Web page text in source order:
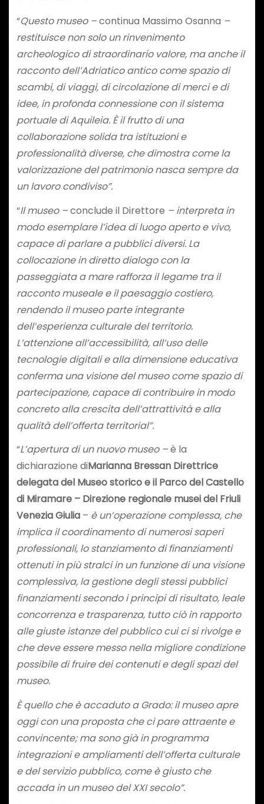
“Questo museo –continua Massimo Osanna –
restituisce non solo un rinvenimento
archeologico di straordinario valore, ma anche il
racconto dell’Adriatico antico come spazio di
scambi, di viaggi, di circolazione di merci e di
idee, in profonda connessione con il sistema
portuale di Aquileia. È il frutto di una
collaborazione solida tra istituzioni e
professionalità diverse, che dimostra come la
valorizzazione del patrimonio nasca sempre da
un lavoro condiviso”.
“Il museo –conclude il Direttore – interpreta in
modo esemplare l’idea di luogo aperto e vivo,
capace di parlare a pubblici diversi. La
collocazione in diretto dialogo con la
passeggiata a mare rafforza il legame tra il
racconto museale e il paesaggio costiero,
rendendo il museo parte integrante
dell’esperienza culturale del territorio.
L’attenzione all’accessibilità, all’uso delle
tecnologie digitali e alla dimensione educativa
conferma una visione del museo come spazio di
partecipazione, capace di contribuire in modo
concreto alla crescita dell’attrattività e alla
qualità dell’offerta territorial”.
“L’apertura di un nuovo museo –è la
dichiarazione diMarianna Bressan Direttrice
delegata del Museo storico e il Parco del Castello
di Miramare – Direzione regionale musei del Friuli
Venezia Giulia– è un’operazione complessa, che
implica il coordinamento di numerosi saperi
professionali, lo stanziamento di finanziamenti
ottenuti in più stralci in un funzione di una visione
complessiva, la gestione degli stessi pubblici
finanziamenti secondo i principi di risultato, leale
concorrenza e trasparenza, tutto ciò in rapporto
alle giuste istanze del pubblico cui ci si rivolge e
che deve essere messo nella migliore condizione
possibile di fruire dei contenuti e degli spazi del
museo.
È quello che è accaduto a Grado: il museo apre
oggi con una proposta che ci pare attraente e
convincente; ma sono già in programma
integrazioni e ampliamenti dell’offerta culturale
e del servizio pubblico, come è giusto che
accada in un museo del XXI secolo”.